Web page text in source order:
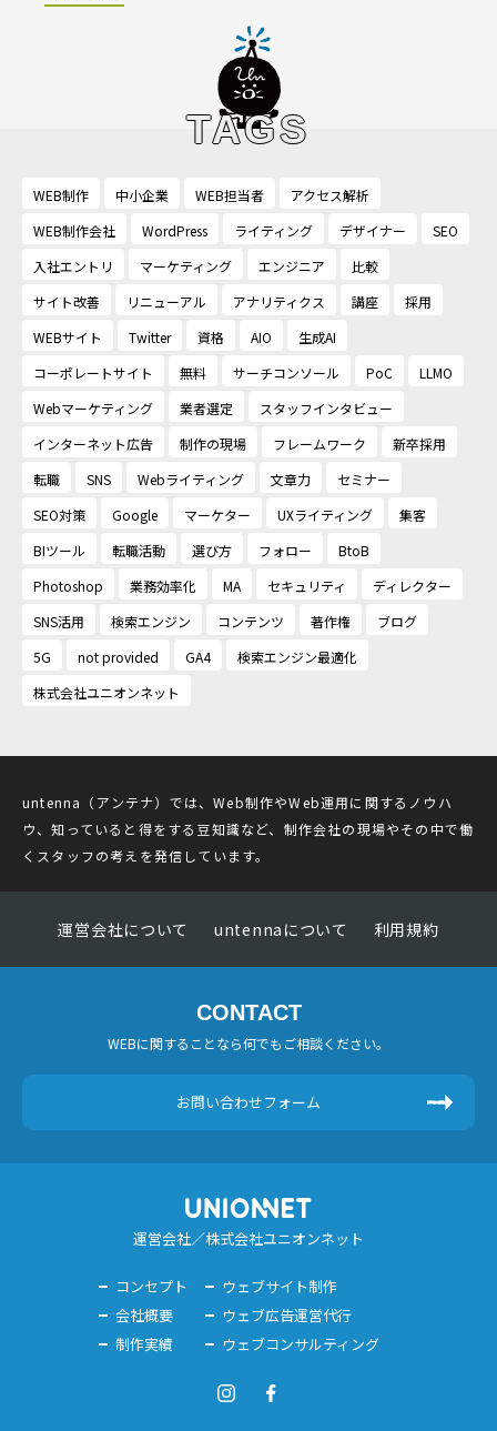
TAGS
WEB制作 中小企業 WEB担当者
アクセス解析
WEB制作会社
WordPress ライティング デザイナー
SEO
入社エントリ
マーケティング エンジニア
比較
サイト改善
リニューアル アナリティクス 講座
採用
WEBサイト
Twitter 資格 AIO
生成AI
コーポレートサイト
無料 サーチコンソール PoC
LLMO
Webマーケティング
業者選定
スタッフインタビュー
インターネット広告
制作の現場 フレームワーク
新卒採用
転職
SNS Webライティング 文章力
セミナー
SEO対策
Google マーケター UXライティング
集客
BIツール
転職活動 選び方 フォロー
BtoB
Photoshop
業務効率化 MA セキュリティ
ディレクター
SNS活用
検索エンジン コンテンツ 著作権
ブログ
5G
not provided GA4
検索エンジン最適化
株式会社ユニオンネット
untenna（アンテナ）では、Web制作やWeb運用に関するノウハ
ウ、知っていると得をする豆知識など、制作会社の現場やその中で働
くスタッフの考えを発信しています。
運営会社について untennaについて 利用規約
CONTACT
WEBに関することなら何でもご相談ください。
お問い合わせフォーム
運営会社／株式会社ユニオンネット
コンセプト
ウェブサイト制作
会社概要
ウェブ広告運営代行
制作実績
ウェブコンサルティング